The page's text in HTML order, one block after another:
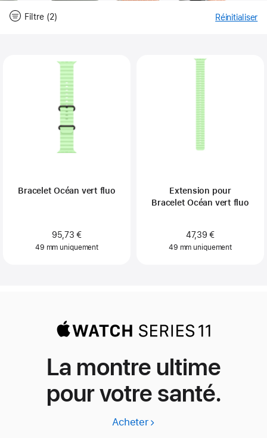
Filtre (2) Réinitialiser
Bracelet Océan vert fluo
95,73 €
49 mm uniquement
Extension pour
Bracelet Océan vert fluo
47,39 €
49 mm uniquement
La montre ultime
pour votre santé.
AcheterApple